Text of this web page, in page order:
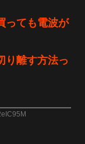
っても電波が
り離す方法っ